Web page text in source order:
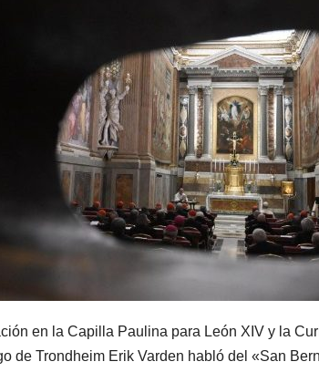
en la Capilla Paulina para León XIV y la
de Trondheim Erik Varden habló del «San